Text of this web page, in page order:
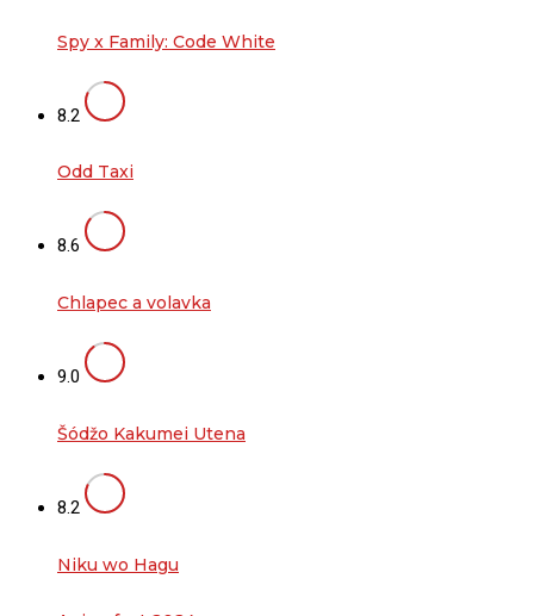
Spy x Family: Code White
8.2
Odd Taxi
8.6
Chlapec a volavka
9.0
Šódžo Kakumei Utena
8.2
Niku wo Hagu